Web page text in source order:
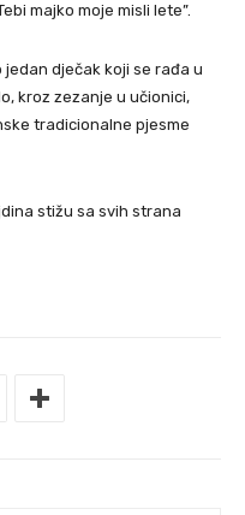
majko moje misli lete”.
jedan dječak koji se rađa u
kroz zezanje u učionici,
tradicionalne pjesme
stižu sa svih strana